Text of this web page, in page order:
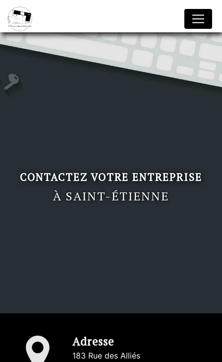
CONTACTEZ VOTRE ENTREPRISE
À SAINT-ÉTIENNE
Adresse
183 Rue des Alliés
Panneau de gestion des cookies